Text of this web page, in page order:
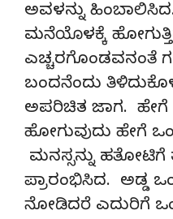
ಅವಳನ್ನು
ಮನೆಯೊಳಕ್ಕೆ
ಎಚ್ಚರಗೊಂಡವನಂತೆ
ಬಂದನೆಂದು
ಅಪರಿಚಿತ ಜಾಗ. ಹೇಗೆ
ಹೋಗುವುದು ಹೇಗೆ
ಮನಸ್ಸನ್ನು
ಪ್ರಾರಂಭಿಸಿದ. ಅಡ್ಡ
ನೋಡಿದರೆ ಎದುರಿಗೆ